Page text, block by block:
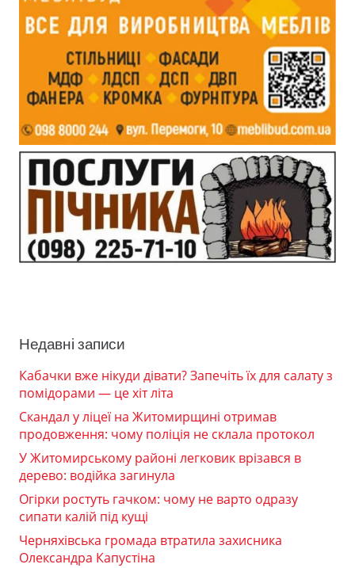
Недавні записи
Кабачки вже нікуди дівати? Запечіть їх для салату з
помідорами — це хіт літа
Скандал у ліцеї на Житомирщині отримав
продовження: чому поліція не склала протокол
У Житомирському районі легковик врізався в
дерево: водійка загинула
Огірки ростуть гачком: чому не варто одразу
сипати калій під кущі
Черняхівська громада втратила захисника
Олександра Капустіна